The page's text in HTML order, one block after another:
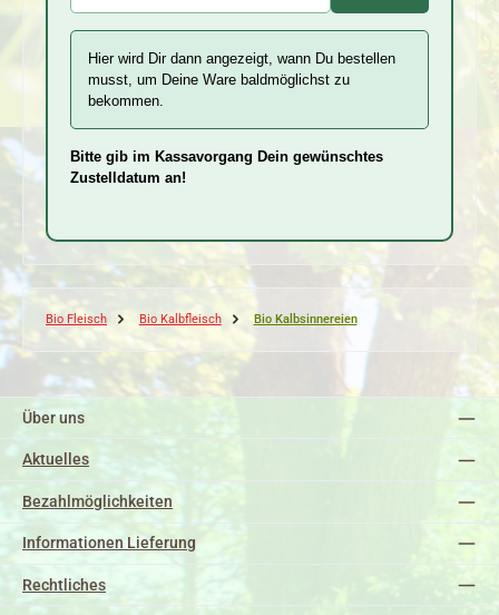
Hier wird Dir dann angezeigt, wann Du bestellen
musst, um Deine Ware baldmöglichst zu
bekommen.
Bitte gib im Kassavorgang Dein gewünschtes
Zustelldatum an!
Bio Fleisch Bio Kalbfleisch Bio Kalbsinnereien
Über uns
Aktuelles
Bezahlmöglichkeiten
Informationen Lieferung
Rechtliches